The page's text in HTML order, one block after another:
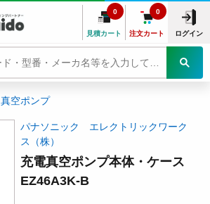
見積カート
0
注文カート
0
ログイン
真空ポンプ
パナソニック エレクトリックワーク
ス（株）
充電真空ポンプ本体・ケース
EZ46A3K-B